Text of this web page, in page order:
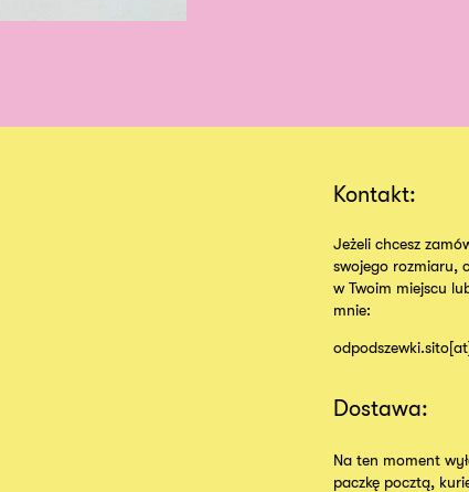
Kontakt:
Jeżeli chcesz
swojego rozmiaru,
w Twoim miejscu
mnie:
Dostawa:
Na ten moment
paczkę pocztą,